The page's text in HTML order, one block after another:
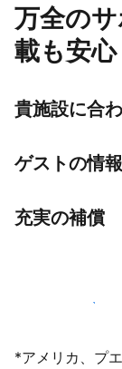
万全の
載も安心
貴施設に合
ゲストの情
充実の補償
今すぐ掲載登
*アメリカ、プ